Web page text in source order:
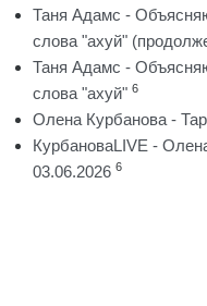
Таня Адамс -
слова "ахуй"
Таня Адамс -
слова "ахуй" 6
Олена Курбанова -
КурбановаLIVE -
03.06.2026 6